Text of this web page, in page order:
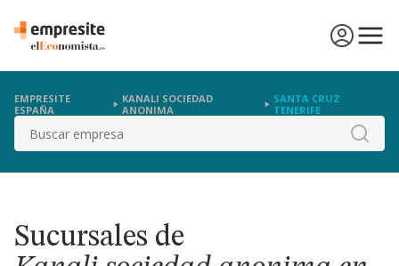
EMPRESITE
ESPAÑA
KANALI SOCIEDAD
ANONIMA
SANTA CRUZ
TENERIFE
Buscar
Sucursales de